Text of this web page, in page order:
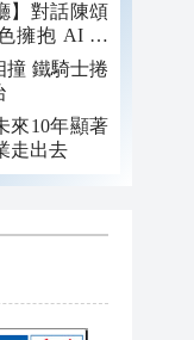
】對話陳頌
擁抱 AI 藝
撞 鐵騎士捲
來10年顯著
走出去